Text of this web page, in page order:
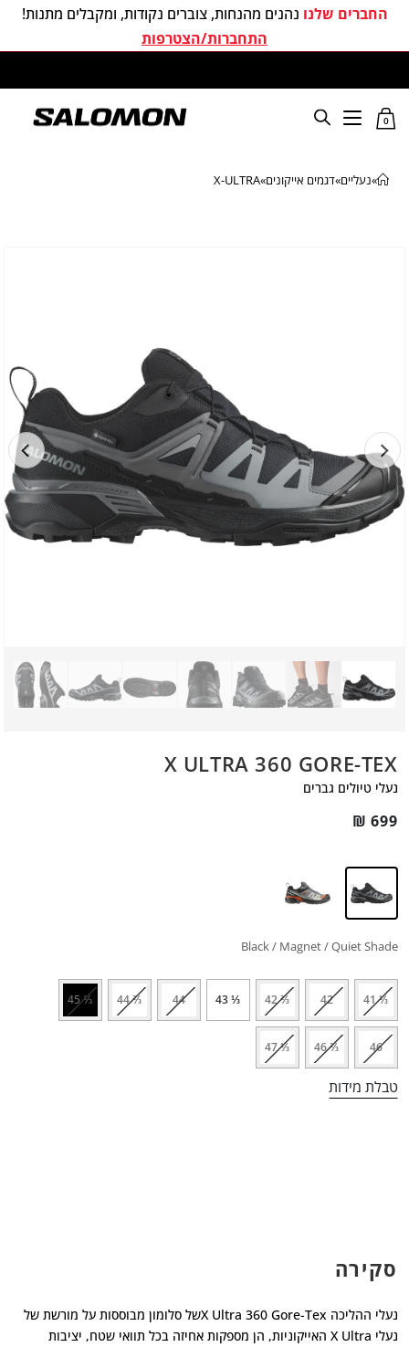
החברים שלנו נהנים מהנחות, צוברים נקודות, ומקבלים מתנות!
התחברות/הצטרפות
0
»נעליים»דגמים אייקונים»
X-ULTRA
X ULTRA 360 GORE-TEX
נעלי טיולים גברים
₪ 699
Black / Magnet / Quiet Shade
⅓ 41
42
⅔ 42
⅓ 43
44
⅔ 44
⅓ 45
46
⅔ 46
⅓ 47
טבלת מידות
סקירה
נעלי ההליכה X Ultra 360 Gore-Texשל סלומון מבוססות על מורשת של
נעלי X Ultra האייקוניות, הן מספקות אחיזה בכל תוואי שטח, יציבות